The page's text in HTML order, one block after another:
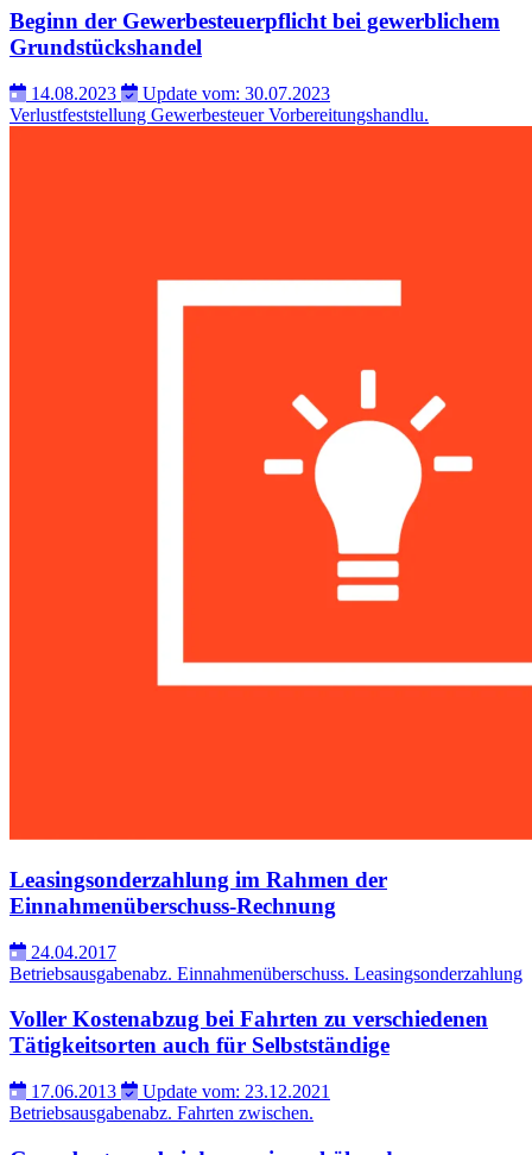
Beginn der Gewerbesteuerpflicht bei gewerblichem
Grundstückshandel
14.08.2023
Update vom: 30.07.2023
Verlustfeststellung GewerbesteuerVorbereitungshandlu.
Leasingsonderzahlung im Rahmen der
Einnahmenüberschuss-Rechnung
24.04.2017
Betriebsausgabenabz. Einnahmenüberschuss. Leasingsonderzahlung
Voller Kostenabzug bei Fahrten zu verschiedenen
Tätigkeitsorten auch für Selbstständige
17.06.2013
Update vom: 23.12.2021
Betriebsausgabenabz. Fahrten zwischen.